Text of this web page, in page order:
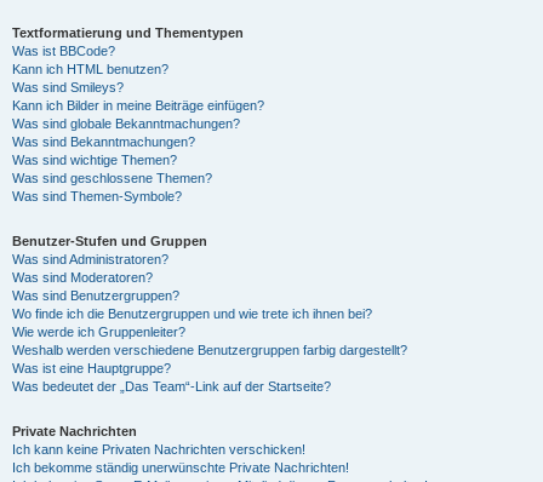
Textformatierung und Thementypen
Was ist BBCode?
Kann ich HTML benutzen?
Was sind Smileys?
Kann ich Bilder in meine Beiträge einfügen?
Was sind globale Bekanntmachungen?
Was sind Bekanntmachungen?
Was sind wichtige Themen?
Was sind geschlossene Themen?
Was sind Themen-Symbole?
Benutzer-Stufen und Gruppen
Was sind Administratoren?
Was sind Moderatoren?
Was sind Benutzergruppen?
Wo finde ich die Benutzergruppen und wie trete ich ihnen bei?
Wie werde ich Gruppenleiter?
Weshalb werden verschiedene Benutzergruppen farbig dargestellt?
Was ist eine Hauptgruppe?
Was bedeutet der „Das Team“-Link auf der Startseite?
Private Nachrichten
Ich kann keine Privaten Nachrichten verschicken!
Ich bekomme ständig unerwünschte Private Nachrichten!